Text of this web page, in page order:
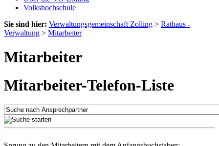
Volkshochschule
Sie sind hier: Verwaltungsgemeinschaft Zolling > Rathaus -
Verwaltung > Mitarbeiter
Mitarbeiter
Mitarbeiter-Telefon-Liste